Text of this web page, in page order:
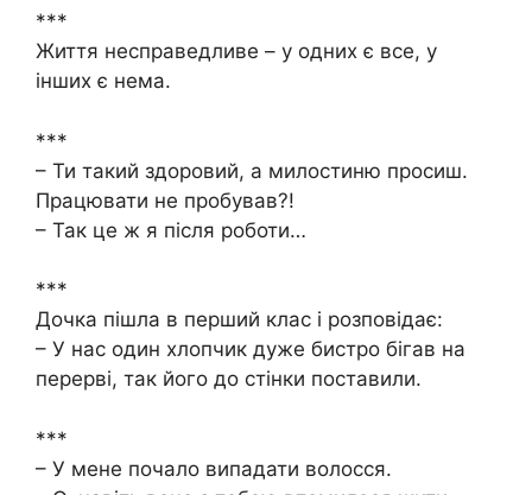
***
Життя несправедливе – у одних є все, у
інших є нема.
***
– Ти такий здоровий, а милостиню просиш.
Працювати не пробував?!
– Так це ж я після роботи…
***
Дочка пішла в перший клас і розповідає:
– У нас один хлопчик дуже бистро бігав на
перерві, так його до стінки поставили.
***
– У мене почало випадати волосся.